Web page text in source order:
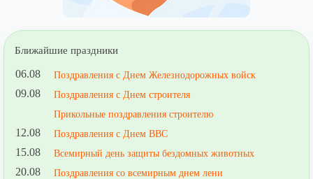
Ближайшие праздники
06.08 Поздравления с Днем Железнодорожных войск
09.08
Поздравления с Днем строителя
Прикольные поздравления строителю
12.08 Поздравления с Днем ВВС
15.08 Всемирный день защиты бездомных животных
20.08 Поздравления со всемирным днем лени